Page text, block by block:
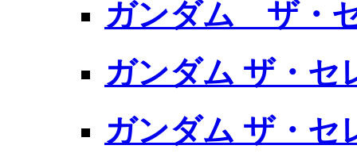
ガンダム ザ・
ガンダム ザ・セ
ガンダム ザ・セ